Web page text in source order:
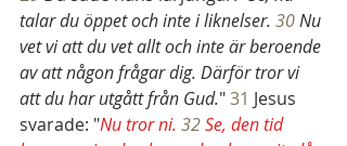
talar du öppet och inte i liknelser. 30 Nu
vet vi att du vet allt och inte är beroende
av att någon frågar dig. Därför tror vi
att du har utgått från Gud." 31 Jesus
svarade: "Nu tror ni. 32 Se, den tid